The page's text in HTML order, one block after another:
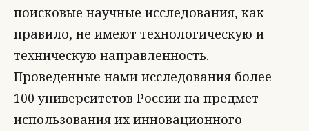
поисковые научные исследования, как
правило, не имеют технологическую и
техническую направленность.
Проведенные нами исследования более
100 университетов России на предмет
использования их инновационного